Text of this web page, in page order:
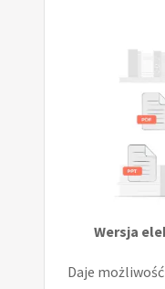
Wersja
Daje